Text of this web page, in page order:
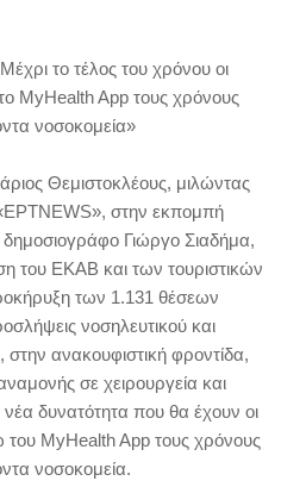
το τέλος του χρόνου οι
MyHealth App τους χρόνους
νοσοκομεία»
Θεμιστοκλέους, μιλώντας
στην εκπομπή
Γιώργο Σιαδήμα,
του ΕΚΑΒ και των τουριστικών
των 1.131 θέσεων
νοσηλευτικού και
ανακουφιστική φροντίδα,
σε χειρουργεία και
δυνατότητα που θα έχουν οι
MyHealth App τους χρόνους
νοσοκομεία.